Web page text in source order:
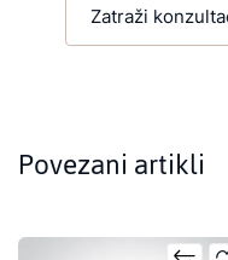
Zatraži
Povezani artikli